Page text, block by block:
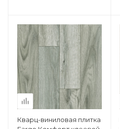
Кварц-виниловая плитка